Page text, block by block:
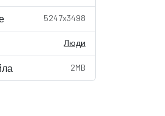
5247x3498
Люди
2MB